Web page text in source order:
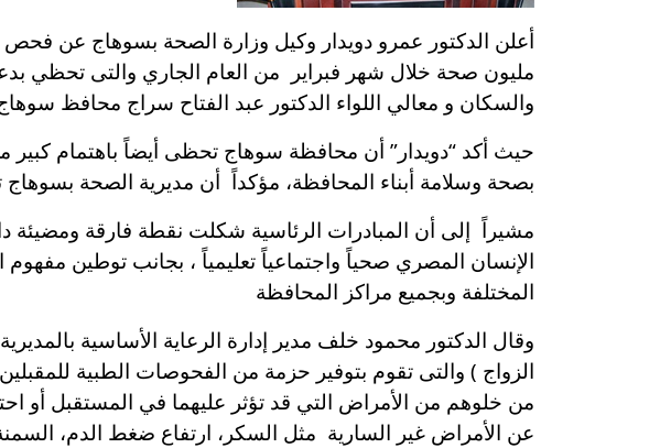
مليون صحة خلال شهر فبراير من العام الجاري والتى تحظي
والسكان و معالي اللواء الدكتور عبد الفتاح سراج محافظ
حيث أكد “دويدار” أن محافظة سوهاج تحظى أيضاً باهتمام كبير من
بصحة وسلامة أبناء المحافظة، مؤكداً أن مديرية الصحة
مشيراً إلى أن المبادرات الرئاسية شكلت نقطة فارقة
الإنسان المصري صحياً واجتماعياً تعليمياً ، بجانب توطين مفهوم
المختلفة وبجميع مراكز المحافظة
الزواج ) والتى تقوم بتوفير حزمة من الفحوصات الطبية
من خلوهم من الأمراض التي قد تؤثر عليهما في المستقبل أو
عن الأمراض غير السارية مثل السكر، ارتفاع ضغط الدم،